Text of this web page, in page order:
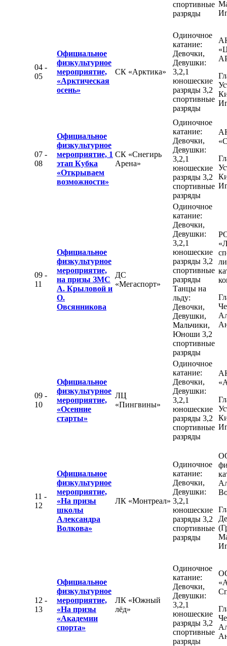
спортивные
разряды
04 -
05
Официальное
физкультурное
мероприятие,
«Арктическая
осень»
СК «Арктика»
Одиночное
катание:
Девочки,
Девушки:
3,2,1
юношеские
разряды 3,2
спортивные
разряды
07 -
08
Официальное
физкультурное
мероприятие, 1
этап Кубка
«Открываем
возможности»
СК «Снегирь
Арена»
Одиночное
катание:
Девочки,
Девушки:
3,2,1
юношеские
разряды 3,2
спортивные
разряды
09 -
11
Официальное
физкультурное
мероприятие,
на призы ЗМС
А. Крыловой и
О.
Овсянникова
ДС
«Мегаспорт»
Одиночное
катание:
Девочки,
Девушки:
3,2,1
юношеские
разряды 3,2
спортивные
разряды
Танцы на
льду:
Девочки,
Девушки,
Мальчики,
Юноши 3,2
спортивные
разряды
09 -
10
Официальное
физкультурное
мероприятие,
«Осенние
старты»
ЛЦ
«Пингвины»
Одиночное
катание:
Девочки,
Девушки:
3,2,1
юношеские
разряды 3,2
спортивные
разряды
11 -
12
Официальное
физкультурное
мероприятие,
«На призы
школы
Александра
Волкова»
ЛК «Монтреал»
Одиночное
катание:
Девочки,
Девушки:
3,2,1
юношеские
разряды 3,2
спортивные
разряды
12 -
13
Официальное
физкультурное
мероприятие,
«На призы
«Академии
спорта»
ЛК «Южный
лёд»
Одиночное
катание:
Девочки,
Девушки:
3,2,1
юношеские
разряды 3,2
спортивные
разряды